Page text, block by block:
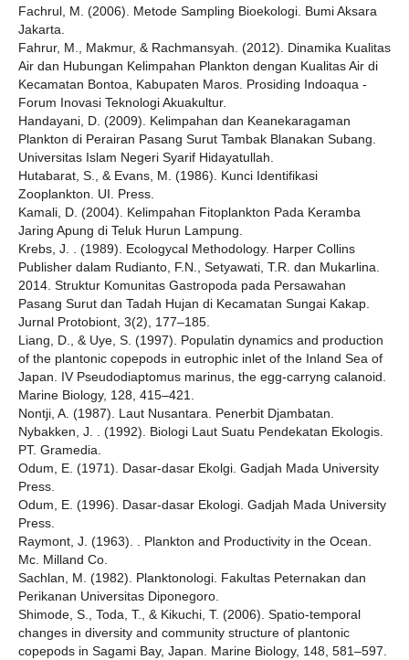
Fachrul, M. (2006). Metode Sampling Bioekologi. Bumi Aksara
Jakarta.
Fahrur, M., Makmur, & Rachmansyah. (2012). Dinamika Kualitas
Air dan Hubungan Kelimpahan Plankton dengan Kualitas Air di
Kecamatan Bontoa, Kabupaten Maros. Prosiding Indoaqua -
Forum Inovasi Teknologi Akuakultur.
Handayani, D. (2009). Kelimpahan dan Keanekaragaman
Plankton di Perairan Pasang Surut Tambak Blanakan Subang.
Universitas Islam Negeri Syarif Hidayatullah.
Hutabarat, S., & Evans, M. (1986). Kunci Identifikasi
Zooplankton. UI. Press.
Kamali, D. (2004). Kelimpahan Fitoplankton Pada Keramba
Jaring Apung di Teluk Hurun Lampung.
Krebs, J. . (1989). Ecologycal Methodology. Harper Collins
Publisher dalam Rudianto, F.N., Setyawati, T.R. dan Mukarlina.
2014. Struktur Komunitas Gastropoda pada Persawahan
Pasang Surut dan Tadah Hujan di Kecamatan Sungai Kakap.
Jurnal Protobiont, 3(2), 177–185.
Liang, D., & Uye, S. (1997). Populatin dynamics and production
of the plantonic copepods in eutrophic inlet of the Inland Sea of
Japan. IV Pseudodiaptomus marinus, the egg-carryng calanoid.
Marine Biology, 128, 415–421.
Nontji, A. (1987). Laut Nusantara. Penerbit Djambatan.
Nybakken, J. . (1992). Biologi Laut Suatu Pendekatan Ekologis.
PT. Gramedia.
Odum, E. (1971). Dasar-dasar Ekolgi. Gadjah Mada University
Press.
Odum, E. (1996). Dasar-dasar Ekologi. Gadjah Mada University
Press.
Raymont, J. (1963). . Plankton and Productivity in the Ocean.
Mc. Milland Co.
Sachlan, M. (1982). Planktonologi. Fakultas Peternakan dan
Perikanan Universitas Diponegoro.
Shimode, S., Toda, T., & Kikuchi, T. (2006). Spatio-temporal
changes in diversity and community structure of plantonic
copepods in Sagami Bay, Japan. Marine Biology, 148, 581–597.